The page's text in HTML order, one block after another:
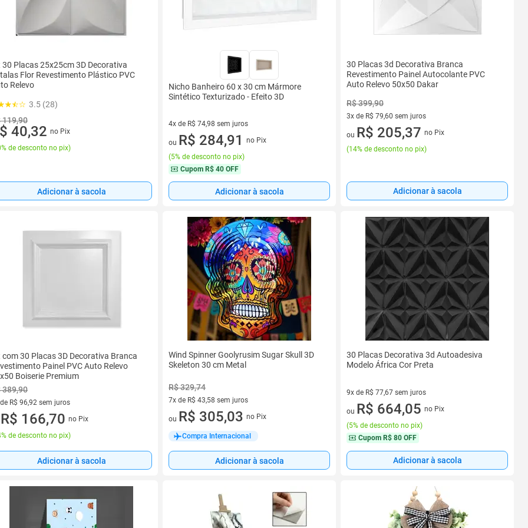
30 Placas 25x25cm 3D Decorativa
Flor Revestimento Plástico PVC
Relevo
3.5 (28)
119,90
40,32 no Pix
de desconto no pix)
Adicionar à sacola
Nicho Banheiro 60 x 30 cm Mármore
Sintético Texturizado - Efeito 3D
4x de R$ 74,98 sem juros
4 vez de R$ 74,98 sem juros
ou R$ 284,91
no Pix
(5% de desconto no pix)
Cupom R$ 40 OFF
Adicionar à sacola
30 Placas 3d Decorativa Branca
Revestimento Painel Autocolante PVC
Auto Relevo 50x50 Dakar
R$ 399,90
3x de R$ 79,60 sem juros
3 vez de R$ 79,60 sem juros
ou R$ 205,37 no Pix
(14% de desconto no pix)
Adicionar à sacola
com 30 Placas 3D Decorativa Branca
Painel PVC Auto Relevo
Boiserie Premium
389,90
R$ 96,92 sem juros
de R$ 96,92 sem juros
R$ 166,70 no Pix
de desconto no pix)
Adicionar à sacola
Wind Spinner Goolyrusim Sugar Skull 3D
Skeleton 30 cm Metal
R$ 329,74
7x de R$ 43,58 sem juros
7 vez de R$ 43,58 sem juros
ou R$ 305,03 no Pix
Compra Internacional
Adicionar à sacola
30 Placas Decorativa 3d Autoadesiva
Modelo África Cor Preta
9x de R$ 77,67 sem juros
9 vez de R$ 77,67 sem juros
ou R$ 664,05 no Pix
(5% de desconto no pix)
Cupom R$ 80 OFF
Adicionar à sacola